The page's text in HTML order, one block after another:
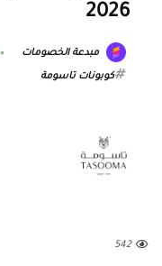
2026
مبدعة الخصومات
كوبونات تاسومة
542